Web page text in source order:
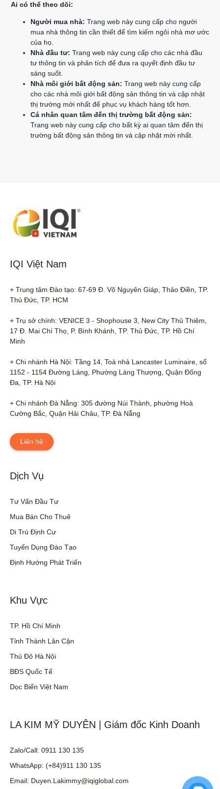
Ai có thể theo dõi:
Người mua nhà: Trang web này cung cấp cho người
mua nhà thông tin cần thiết để tìm kiếm ngôi nhà mơ ước
của họ.
Nhà đầu tư: Trang web này cung cấp cho các nhà đầu
tư thông tin và phân tích để đưa ra quyết định đầu tư
sáng suốt.
Nhà môi giới bất động sản: Trang web này cung cấp
cho các nhà môi giới bất động sản thông tin và cập nhật
thị trường mới nhất để phục vụ khách hàng tốt hơn.
Cá nhân quan tâm đến thị trường bất động sản:
Trang web này cung cấp cho bất kỳ ai quan tâm đến thị
trường bất động sản thông tin và cập nhật mới nhất.
IQI Việt Nam
+ Trung tâm Đào tạo: 67-69 Đ. Võ Nguyên Giáp, Thảo Điền, TP.
Thủ Đức, TP. HCM
+ Trụ sở chính: VENICE 3 - Shophouse 3, New City Thủ Thiêm,
17 Đ. Mai Chí Thọ, P. Bình Khánh, TP. Thủ Đức, TP. Hồ Chí
Minh
+ Chi nhánh Hà Nội: Tầng 14, Toà nhà Lancaster Luminaire, số
1152 - 1154 Đường Láng, Phường Láng Thượng, Quận Đống
Đa, TP. Hà Nội
+ Chi nhánh Đà Nẵng: 305 đường Núi Thành, phường Hoà
Cường Bắc, Quận Hải Châu, TP. Đà Nẵng
Liên hệ
Dịch Vụ
Tư Vấn Đầu Tư
Mua Bán Cho Thuê
Di Trú Định Cư
Tuyển Dụng Đào Tạo
Định Hướng Phát Triển
Khu Vực
TP. Hồ Chí Minh
Tỉnh Thành Lân Cận
Thủ Đô Hà Nội
BĐS Quốc Tế
Dọc Biển Việt Nam
LA KIM MỸ DUYÊN | Giám đốc Kinh Doanh
Zalo/Call: 0911 130 135
WhatsApp: (+84)911 130 135
Email: Duyen.Lakimmy@iqiglobal.com